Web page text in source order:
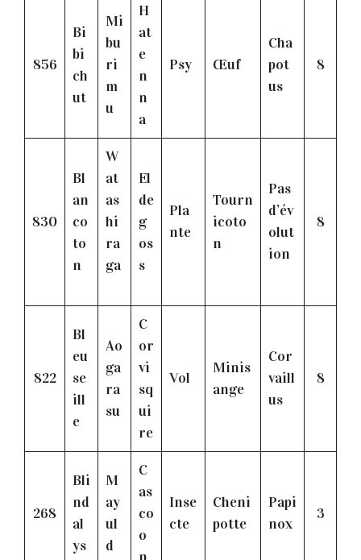
856
Bi
bi
ch
ut
Mi
bu
ri
m
u
H
at
e
n
n
a
Psy Œuf
Cha
pot
us
8
830
Bl
an
co
to
n
W
at
as
hi
ra
ga
El
de
g
os
s
Pla
nte
Tourn
icoto
n
Pas
d’év
olut
ion
8
822
Bl
eu
se
ill
e
Ao
ga
ra
su
C
or
vi
sq
ui
re
Vol
Minis
ange
Cor
vaill
us
8
268
Bli
nd
al
ys
M
ay
ul
d
C
as
co
o
n
Inse
cte
Cheni
potte
Papi
nox
3